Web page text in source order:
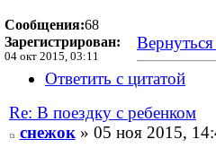
Сообщения:68
Зарегистрирован:
04 окт 2015, 03:11
Ответить с цитатой
Re: В поездку с ребенком
снежок» 05 ноя 2015,